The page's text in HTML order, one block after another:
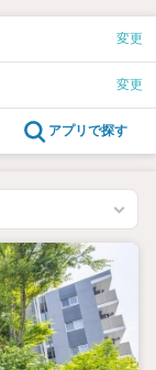
変更
変更
アプリで探す